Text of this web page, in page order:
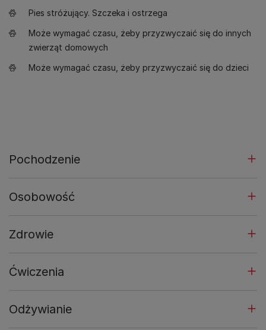
Pies stróżujący. Szczeka i ostrzega
Może wymagać czasu, żeby przyzwyczaić się do innych
zwierząt domowych
Może wymagać czasu, żeby przyzwyczaić się do dzieci
Pochodzenie
Osobowość
Zdrowie
Ćwiczenia
Odżywianie